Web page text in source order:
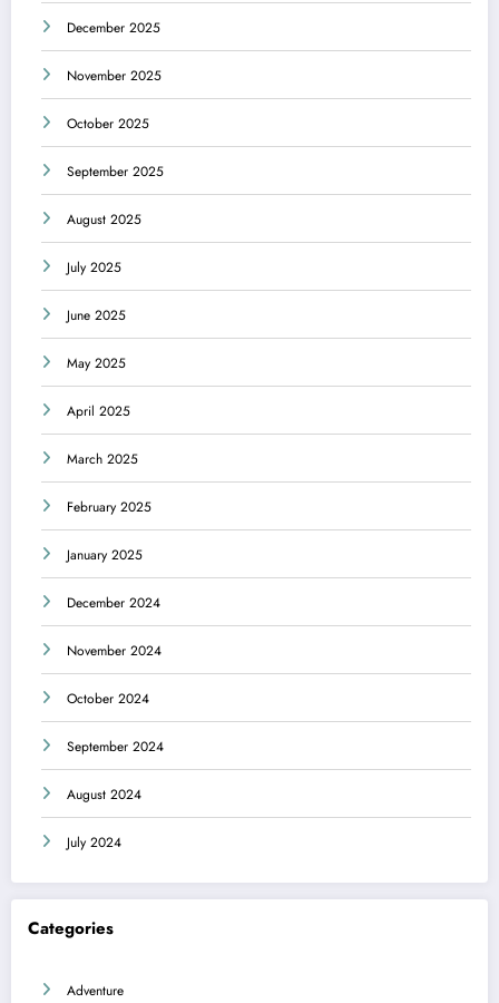
December 2025
November 2025
October 2025
September 2025
August 2025
July 2025
June 2025
May 2025
April 2025
March 2025
February 2025
January 2025
December 2024
November 2024
October 2024
September 2024
August 2024
July 2024
Categories
Adventure